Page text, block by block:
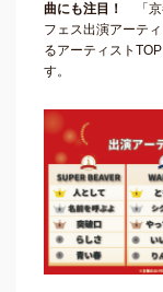
曲にも注目！
「京
フェス出演アーテ
るアーティスト
す。